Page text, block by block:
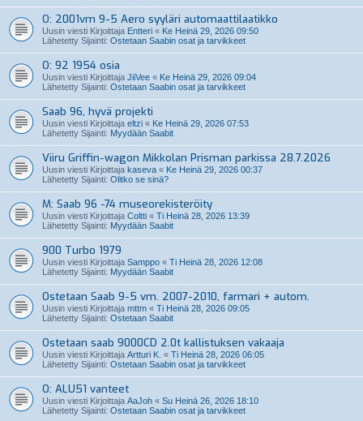
O: 2001vm 9-5 Aero syyläri automaattilaatikko
Uusin viesti Kirjoittaja Entteri « Ke Heinä 29, 2026 09:50
Lähetetty Sijainti: Ostetaan Saabin osat ja tarvikkeet
O: 92 1954 osia
Uusin viesti Kirjoittaja JiiVee « Ke Heinä 29, 2026 09:04
Lähetetty Sijainti: Ostetaan Saabin osat ja tarvikkeet
Saab 96, hyvä projekti
Uusin viesti Kirjoittaja eltzi « Ke Heinä 29, 2026 07:53
Lähetetty Sijainti: Myydään Saabit
Viiru Griffin-wagon Mikkolan Prisman parkissa 28.7.2026
Uusin viesti Kirjoittaja kaseva « Ke Heinä 29, 2026 00:37
Lähetetty Sijainti: Olitko se sinä?
M: Saab 96 -74 museorekisteröity
Uusin viesti Kirjoittaja Coltti « Ti Heinä 28, 2026 13:39
Lähetetty Sijainti: Myydään Saabit
900 Turbo 1979
Uusin viesti Kirjoittaja Samppo « Ti Heinä 28, 2026 12:08
Lähetetty Sijainti: Myydään Saabit
Ostetaan Saab 9-5 vm. 2007-2010, farmari + autom.
Uusin viesti Kirjoittaja mttm « Ti Heinä 28, 2026 09:05
Lähetetty Sijainti: Ostetaan Saabit
Ostetaan saab 9000CD 2.0t kallistuksen vakaaja
Uusin viesti Kirjoittaja Artturi K. « Ti Heinä 28, 2026 06:05
Lähetetty Sijainti: Ostetaan Saabin osat ja tarvikkeet
O: ALU51 vanteet
Uusin viesti Kirjoittaja AaJoh « Su Heinä 26, 2026 18:10
Lähetetty Sijainti: Ostetaan Saabin osat ja tarvikkeet